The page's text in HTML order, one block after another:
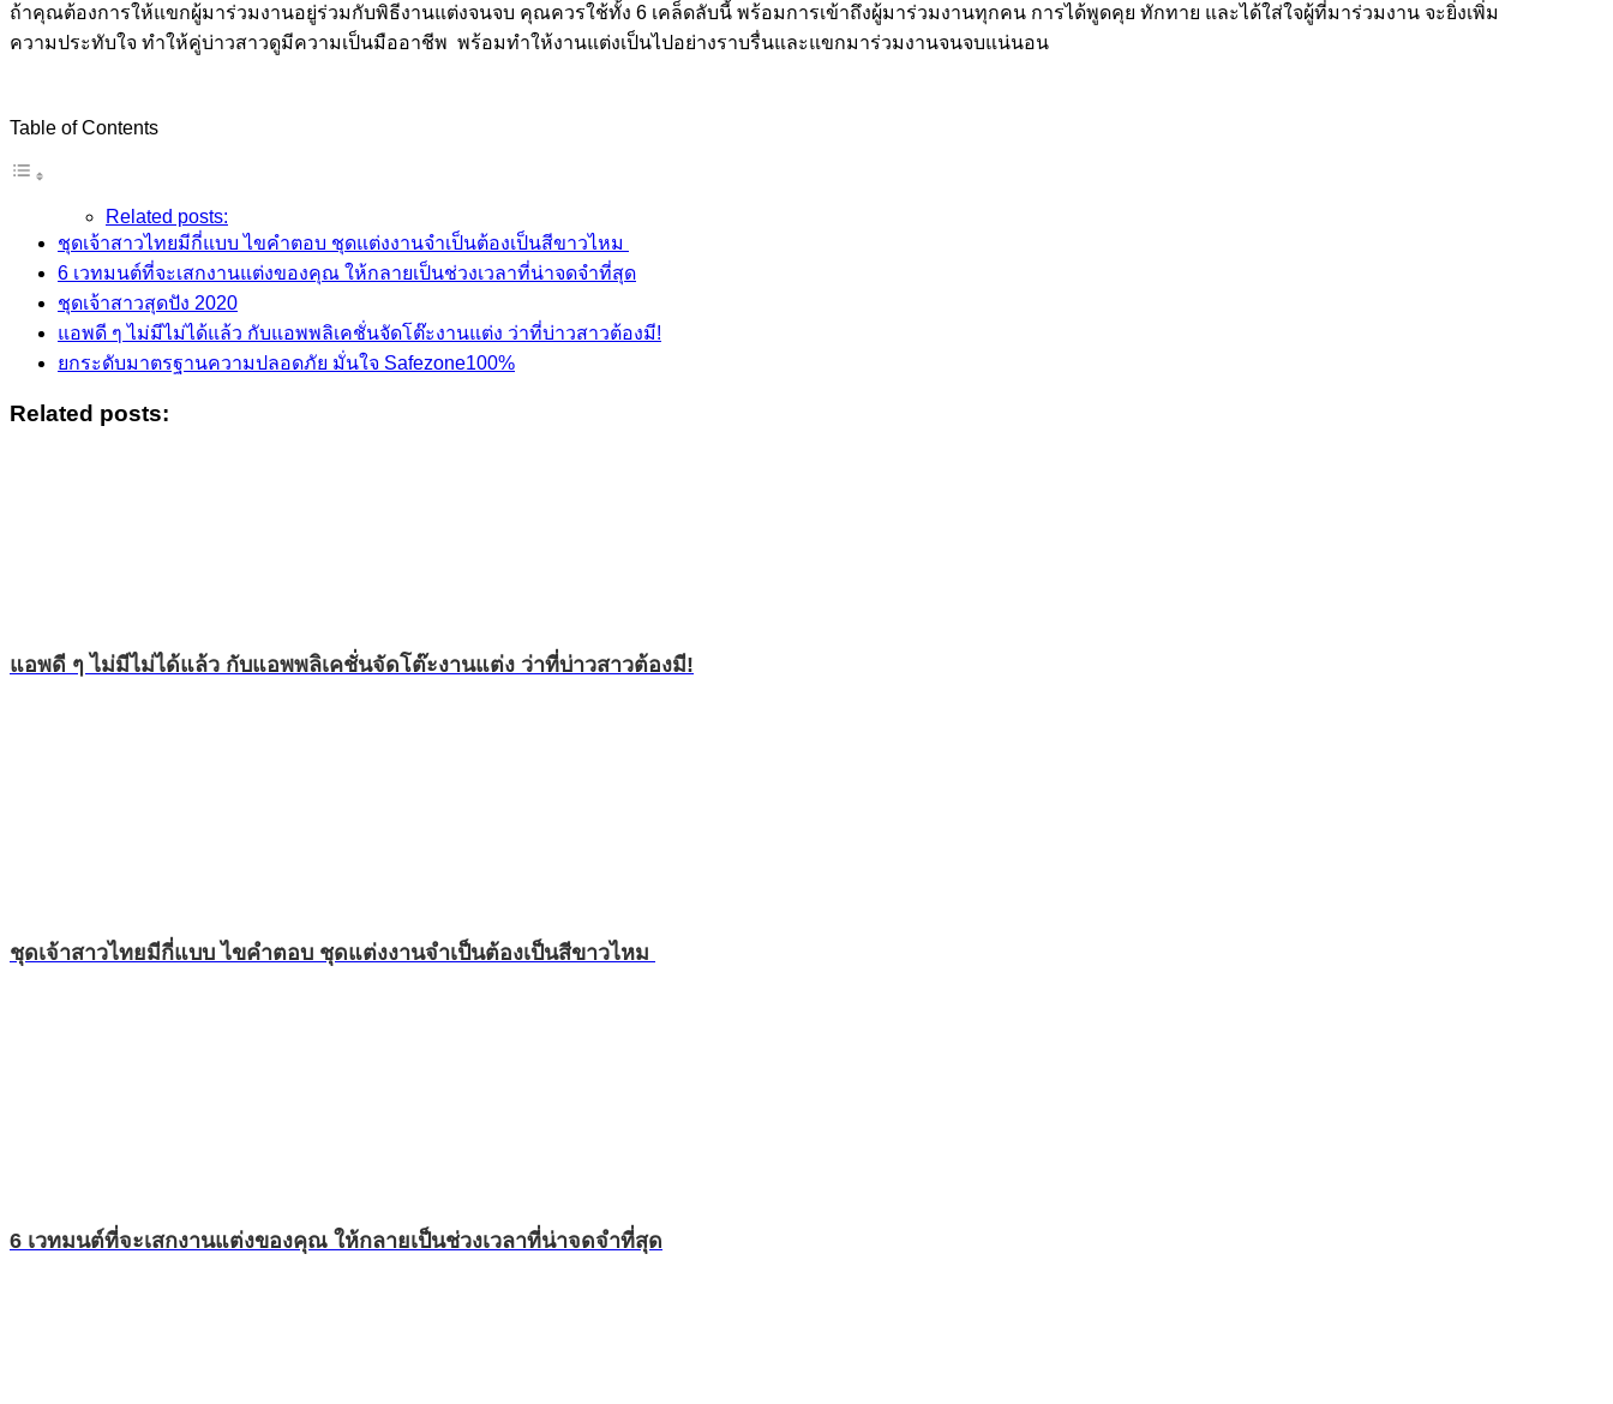
ถ้าคุณต้องการให้แขกผู้มาร่วมงานอยู่ร่วมกับพิธีงานแต่งจนจบ คุณควรใช้ทั้ง 6 เคล็ดลับนี้ พร้อมการเข้าถึงผู้มาร่วมงานทุกคน การได้พูดคุย ทักทาย และได้ใส่ใจผู้ที่มาร่วมงาน จะยิ่งเพิ่ม
ความประทับใจ ทำให้คู่บ่าวสาวดูมีความเป็นมืออาชีพ พร้อมทำให้งานแต่งเป็นไปอย่างราบรื่นและแขกมาร่วมงานจนจบแน่นอน
Table of Contents
Related posts:
ชุดเจ้าสาวไทยมีกี่แบบ ไขคำตอบ ชุดแต่งงานจำเป็นต้องเป็นสีขาวไหม
6 เวทมนต์ที่จะเสกงานแต่งของคุณ ให้กลายเป็นช่วงเวลาที่น่าจดจำที่สุด
ชุดเจ้าสาวสุดปัง 2020
แอพดี ๆ ไม่มีไม่ได้แล้ว กับแอพพลิเคชั่นจัดโต๊ะงานแต่ง ว่าที่บ่าวสาวต้องมี!
ยกระดับมาตรฐานความปลอดภัย มั่นใจ Safezone100%
Related posts:
แอพดี ๆ ไม่มีไม่ได้แล้ว กับแอพพลิเคชั่นจัดโต๊ะงานแต่ง ว่าที่บ่าวสาวต้องมี!
ชุดเจ้าสาวไทยมีกี่แบบ ไขคำตอบ ชุดแต่งงานจำเป็นต้องเป็นสีขาวไหม
6 เวทมนต์ที่จะเสกงานแต่งของคุณ ให้กลายเป็นช่วงเวลาที่น่าจดจำที่สุด